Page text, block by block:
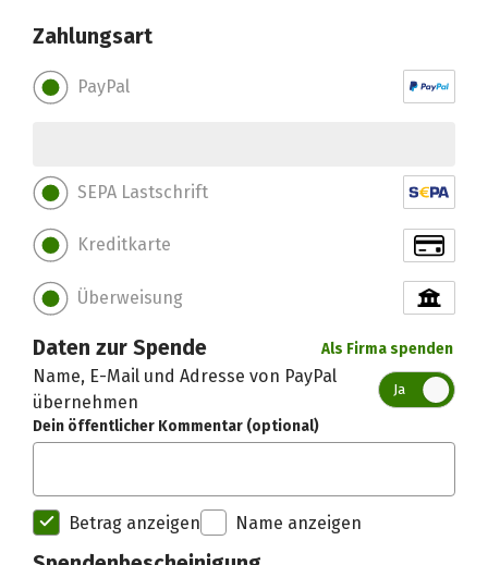
Zahlungsart
PayPal
SEPA Lastschrift
Kreditkarte
Überweisung
Daten zur Spende Als Firma spenden
Name, E-Mail und Adresse von PayPal
übernehmen
Ja
Dein öffentlicher Kommentar (optional)
Betrag anzeigen Name anzeigen